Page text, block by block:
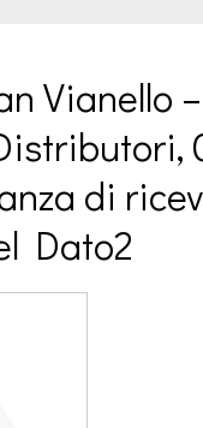
Vianello
di
Dato2